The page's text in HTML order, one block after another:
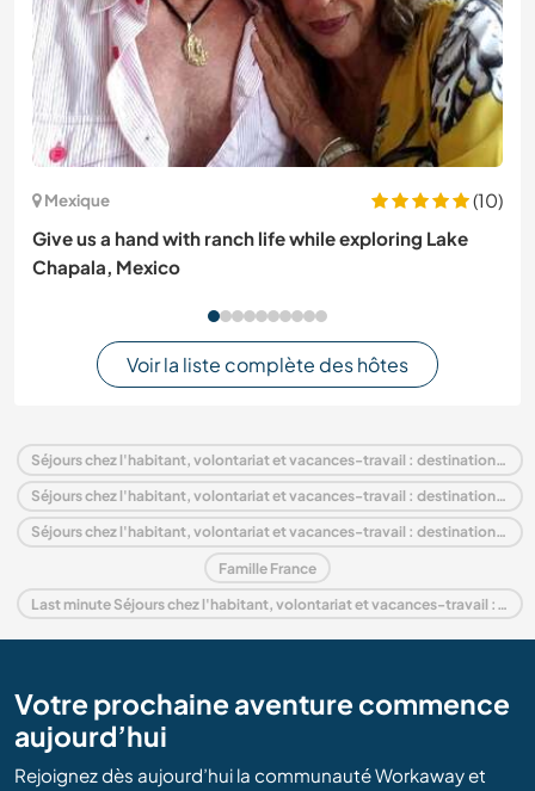
Mexique
(10)
Give us a hand with ranch life while exploring Lake
Chapala, Mexico
Voir la liste complète des hôtes
Séjours chez l'habitant, volontariat et vacances-travail : destination France
Séjours chez l'habitant, volontariat et vacances-travail : destination Europe
Séjours chez l'habitant, volontariat et vacances-travail : destination Rhône-Alpes
Famille France
Last minute Séjours chez l'habitant, volontariat et vacances-travail : destination France
Votre prochaine aventure commence
aujourd’hui
Rejoignez dès aujourd’hui la communauté Workaway et